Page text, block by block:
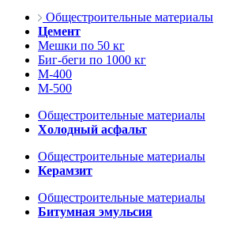
Общестроительные материалы
Цемент
Мешки по 50 кг
Биг-беги по 1000 кг
М-400
М-500
Общестроительные материалы
Холодный асфальт
Общестроительные материалы
Керамзит
Общестроительные материалы
Битумная эмульсия